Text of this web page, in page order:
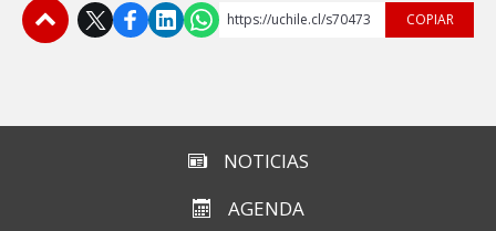
https://uchile.cl/s70473 COPIAR
NOTICIAS
AGENDA